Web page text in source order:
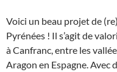
Voici un beau projet de
Pyrénées ! Il s’agit de
à Canfranc, entre les
Aragon en Espagne. Avec